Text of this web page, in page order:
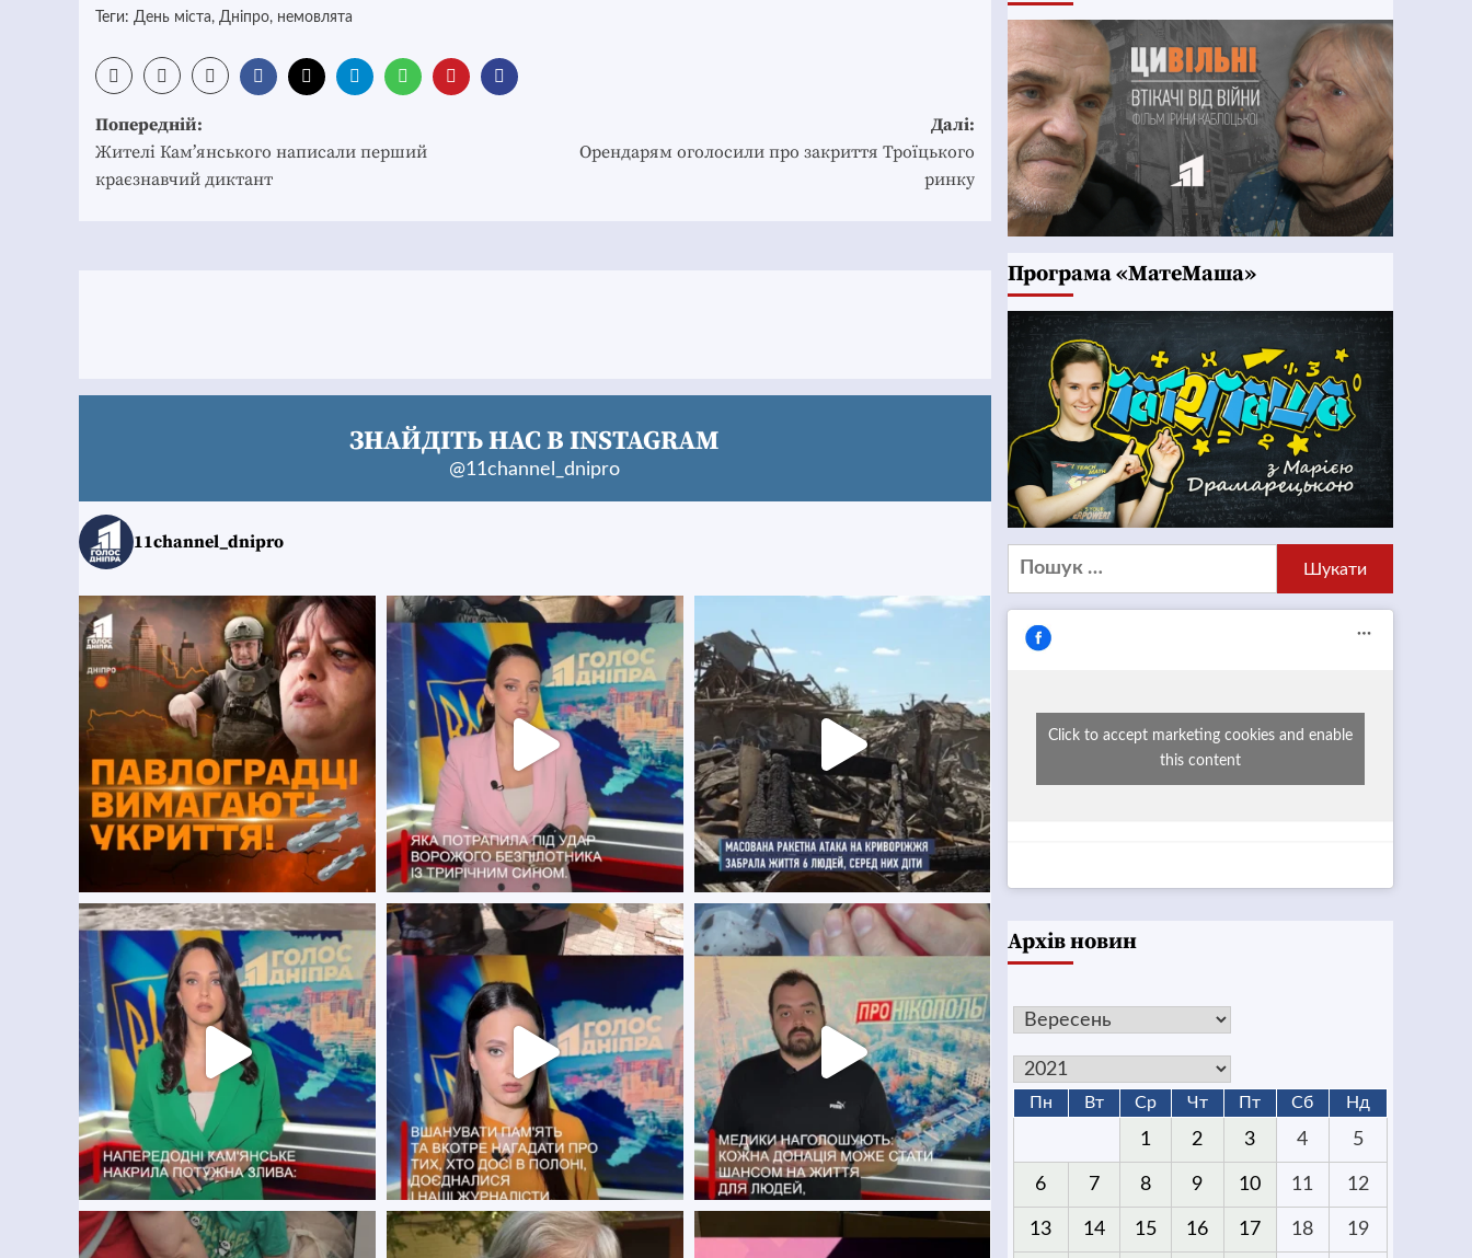
Теги: День міста, Дніпро, немовлята
Post
navigation
Попередній:
Жителі Кам’янського написали перший
краєзнавчий диктант
Далі:
Орендарям оголосили про закриття Троїцького
ринку
ЗНАЙДІТЬ НАС В INSTAGRAM
@11channel_dnipro
11channel_dnipro
Програма «МатеМаша»
Пошук:
Click to accept marketing cookies and enable
this content
Архів новин
Пн Вт Ср Чт Пт Сб Нд
1 2 3 4 5
6 7 8 9 10 11 12
13 14 15 16 17 18 19